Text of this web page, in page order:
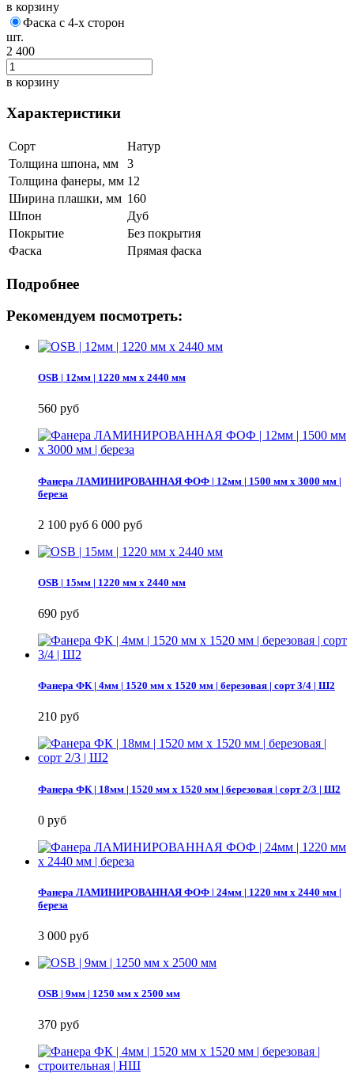
в корзину
Фаска с 4-х сторон
шт.
2 400
в корзину
Характеристики
Сорт
Натур
Толщина шпона, мм
3
Толщина фанеры, мм 12
Ширина плашки, мм 160
Шпон
Дуб
Покрытие
Без покрытия
Фаска
Прямая фаска
Подробнее
Рекомендуем посмотреть:
OSB | 12мм | 1220 мм х 2440 мм
560 руб
Фанера ЛАМИНИРОВАННАЯ ФОФ | 12мм | 1500 мм х 3000 мм |
береза
2 100 руб 6 000 руб
OSB | 15мм | 1220 мм х 2440 мм
690 руб
Фанера ФК | 4мм | 1520 мм х 1520 мм | березовая | сорт 3/4 | Ш2
210 руб
Фанера ФК | 18мм | 1520 мм х 1520 мм | березовая | сорт 2/3 | Ш2
0 руб
Фанера ЛАМИНИРОВАННАЯ ФОФ | 24мм | 1220 мм х 2440 мм |
береза
3 000 руб
OSB | 9мм | 1250 мм х 2500 мм
370 руб